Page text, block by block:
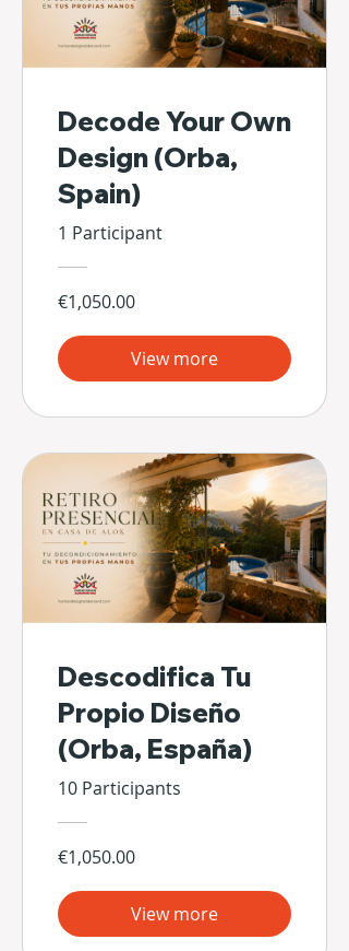
Decode Your Own
Design (Orba,
Spain)
1 Participant
€1,050.00
View more
Descodifica Tu
Propio Diseño
(Orba, España)
10 Participants
€1,050.00
View more